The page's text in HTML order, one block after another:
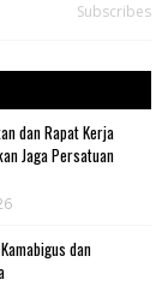
Subscribes
dan Rapat Kerja
Jaga Persatuan
dan